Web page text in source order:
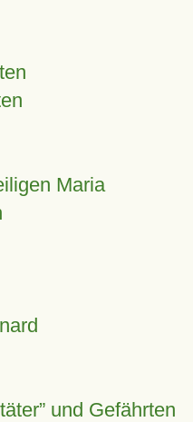
Maria
und Gefährten